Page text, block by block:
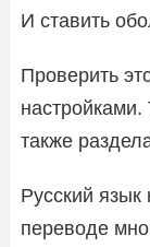
И ставить
Проверить
настройками.
также
Русский
переводе